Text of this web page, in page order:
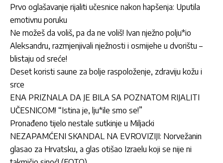
Prvo oglašavanje rijaliti učesnice nakon hapšenja: Uputila
emotivnu poruku
Ne možeš da voliš, pa da ne voliš! Ivan nježno polju*io
Aleksandru, razmjenjivali nježnosti i osmijehe u dvorištu –
blistaju od sreće!
Deset koristi saune za bolje raspoloženje, zdraviju kožu i
srce
ENA PRIZNALA DA JE BILA SA POZNATOM RIJALITI
UČESNICOM! “Istina je, lju*ile smo se!”
Pronađeno tijelo nestale sutkinje u Miljacki
NEZAPAMĆENI SKANDAL NA EVROVIZIJI: Norvežanin
glasao za Hrvatsku, a glas otišao Izraelu koji se nije ni